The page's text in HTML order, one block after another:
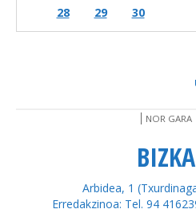
28
29 30
NOR GARA
Arbidea, 1
Erredakzinoa: Tel. 94